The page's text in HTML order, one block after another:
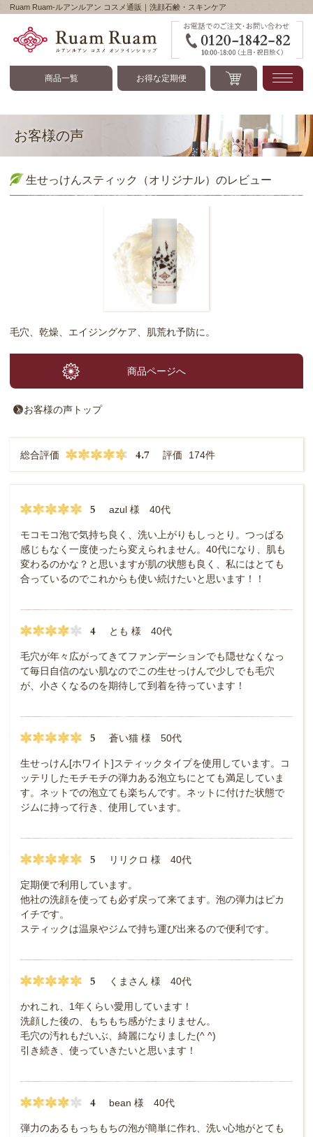
Ruam Ruam-ルアンルアン コスメ通販｜洗顔石鹸・スキンケア
Ruam Ruam-ルアンルアン
商品一覧 お得な定期便
お客様の声
生せっけんスティック（オリジナル）のレビュー
毛穴、乾燥、エイジングケア、肌荒れ予防に。
商品ページへ
お客様の声トップ
総合評価 4.7 評価 174件
5 azul 様 40代
モコモコ泡で気持ち良く、洗い上がりもしっとり。つっぱる
感じもなく一度使ったら変えられません。40代になり、肌も
変わるのかな？と思いますが肌の状態も良く、私にはとても
合っているのでこれからも使い続けたいと思います！！
4 とも 様 40代
毛穴が年々広がってきてファンデーションでも隠せなくなっ
て毎日自信のない肌なのでこの生せっけんで少しでも毛穴
が、小さくなるのを期待して到着を待っています！
5 蒼い猫 様 50代
生せっけん[ホワイト]スティックタイプを使用しています。コ
ッテリしたモチモチの弾力ある泡立ちにとても満足していま
す。ネットでの泡立ても楽ちんです。ネットに付けた状態で
ジムに持って行き、使用しています。
5 リリクロ 様 40代
定期便で利用しています。
他社の洗顔を使っても必ず戻って来てます。泡の弾力はピカ
イチです。
スティックは温泉やジムで持ち運び出来るので便利です。
5 くまさん 様 40代
かれこれ、1年くらい愛用しています！
洗顔した後の、もちもち感がたまりません。
毛穴の汚れもだいぶ、綺麗になりました(^ ^)
引き続き、使っていきたいと思います！
4 bean 様 40代
弾力のあるもっちもちの泡が簡単に作れ、洗い心地がとても